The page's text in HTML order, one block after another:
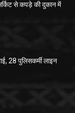
से कपड़े की दुकान में
28 पुलिसकर्मी लाइन